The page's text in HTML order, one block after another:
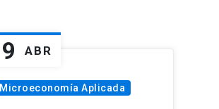
9 ABR
Microeconomía Aplicada